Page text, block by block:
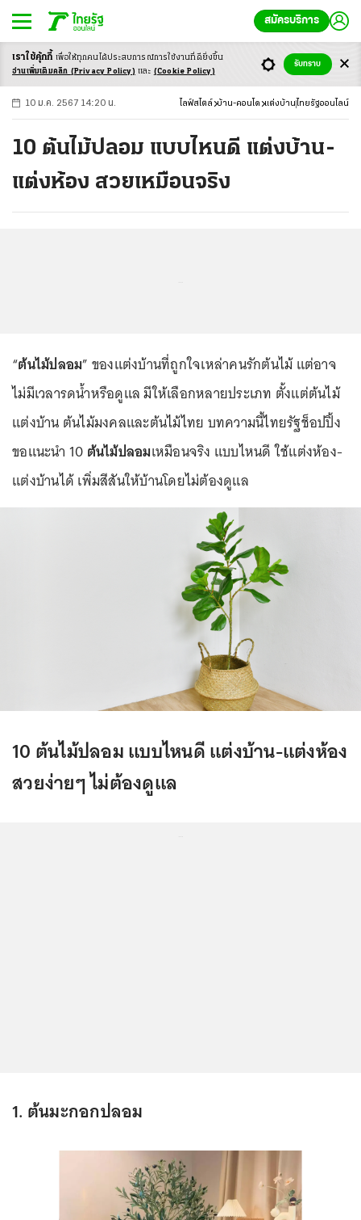
สมัครบริการ
-ก ก ก+
10 ม.ค. 2567 14:20 น. ไลฟ์สไตล์ บ้าน-คอนโด แต่งบ้าน ไทยรัฐออนไลน์
10 ต้นไม้ปลอม แบบไหนดี แต่งบ้าน-
แต่งห้อง สวยเหมือนจริง
“ต้นไม้ปลอม” ของแต่งบ้านที่ถูกใจเหล่าคนรักต้นไม้ แต่อาจ
ไม่มีเวลารดน้ำหรือดูแล มีให้เลือกหลายประเภท ตั้งแต่ต้นไม้
แต่งบ้าน ต้นไม้มงคลและต้นไม้ไทย บทความนี้ไทยรัฐช็อปปิ้ง
ขอแนะนำ 10 ต้นไม้ปลอมเหมือนจริง แบบไหนดี ใช้แต่งห้อง-
แต่งบ้านได้ เพิ่มสีสันให้บ้านโดยไม่ต้องดูแล
10 ต้นไม้ปลอม แบบไหนดี แต่งบ้าน-แต่งห้อง
สวยง่ายๆ ไม่ต้องดูแล
1. ต้นมะกอกปลอม
เราใช้คุ้กกี้ เพื่อให้ทุกคนได้ประสบการณ์การใช้งานที่ดียิ่งขึ้น
อ่านเพิ่มเติมคลิก (Privacy Policy) และ (Cookie Policy)
รับทราบ